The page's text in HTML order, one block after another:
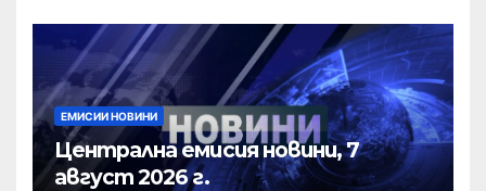
ЕМИСИИ НОВИНИ
Централна емисия новини, 7
август 2026 г.